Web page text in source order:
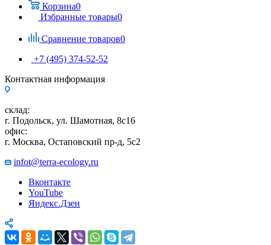
Корзина0
Избранные товары0
Сравнение товаров0
+7 (495) 374-52-52
Контактная информация
склад:
г. Подольск, ул. Шамотная, 8с16
офис:
г. Москва, Остаповский пр-д, 5с2
infot@terra-ecology.ru
Вконтакте
YouTube
Яндекс.Дзен